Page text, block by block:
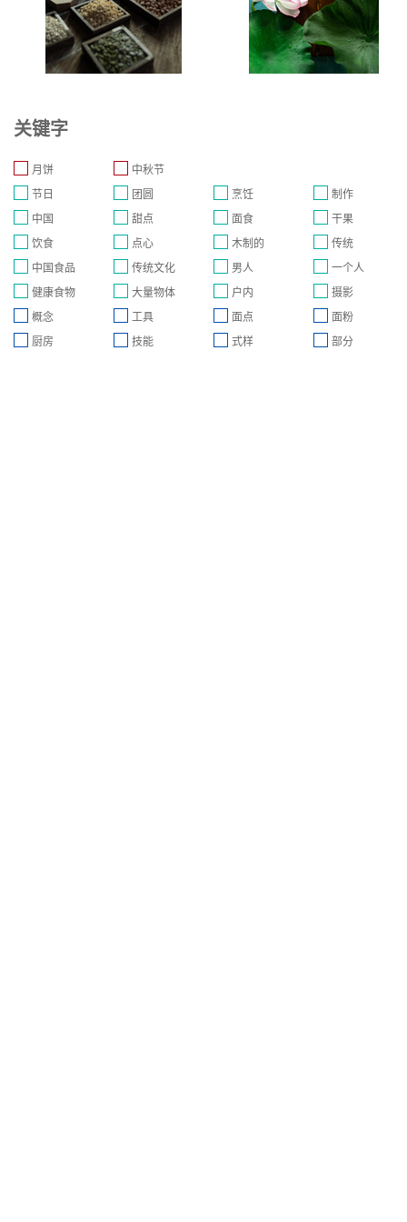
关键字
月饼
中秋节
节日
团圆 烹饪
制作
中国
甜点 面食
干果
饮食
点心 木制的
传统
中国食品
传统文化 男人
一个人
健康食物
大量物体 户内
摄影
概念
工具 面点
面粉
厨房
技能 式样 部分